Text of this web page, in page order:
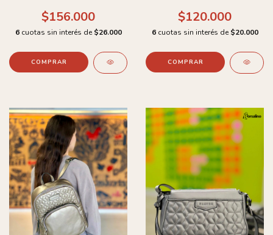
$156.000
6 cuotas sin interés de $26.000
COMPRAR
$120.000
6 cuotas sin interés de $20.000
COMPRAR